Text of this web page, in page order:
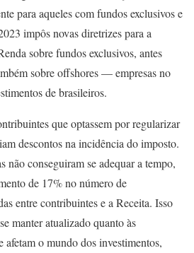
para aqueles com fundos exclusivos e
impôs novas diretrizes para a
sobre fundos exclusivos, antes
sobre offshores — empresas no
de brasileiros.
que optassem por regularizar
descontos na incidência do imposto.
não conseguiram se adequar a tempo,
de 17% no número de
entre contribuintes e a Receita. Isso
manter atualizado quanto às
afetam o mundo dos investimentos,